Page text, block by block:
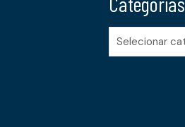
Categorias